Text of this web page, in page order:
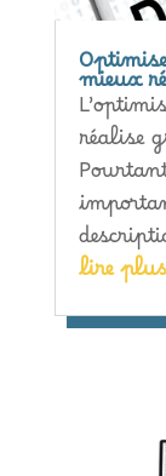
mieux
réalise
lire plus